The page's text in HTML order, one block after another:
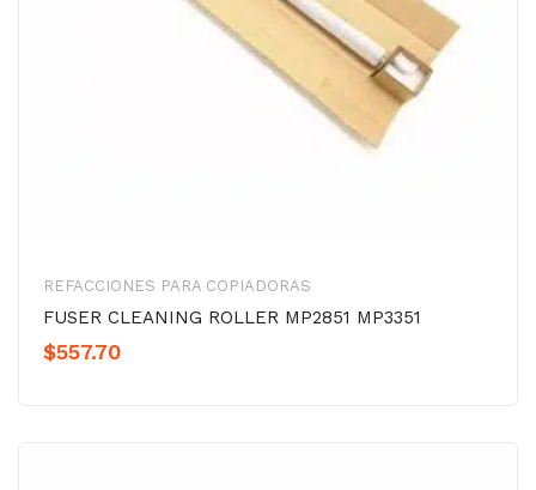
REFACCIONES PARA COPIADORAS
FUSER CLEANING ROLLER MP2851 MP3351
$557.70